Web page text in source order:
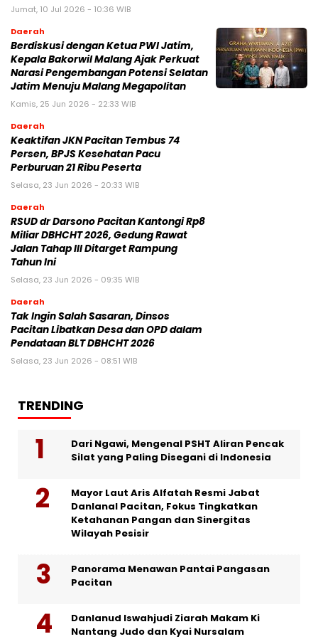
Jumat, 10 Jul 2026 - 10:36 WIB
Daerah
Berdiskusi dengan Ketua PWI Jatim,
Kepala Bakorwil Malang Ajak Perkuat
Narasi Pengembangan Potensi Selatan
Jatim Menuju Malang Megapolitan
Kamis, 25 Jun 2026 - 22:33 WIB
Daerah
Keaktifan JKN Pacitan Tembus 74
Persen, BPJS Kesehatan Pacu
Perburuan 21 Ribu Peserta
Selasa, 23 Jun 2026 - 20:33 WIB
Daerah
RSUD dr Darsono Pacitan Kantongi Rp8
Miliar DBHCHT 2026, Gedung Rawat
Jalan Tahap III Ditarget Rampung
Tahun Ini
Selasa, 23 Jun 2026 - 09:35 WIB
Daerah
Tak Ingin Salah Sasaran, Dinsos
Pacitan Libatkan Desa dan OPD dalam
Pendataan BLT DBHCHT 2026
Selasa, 23 Jun 2026 - 08:51 WIB
TRENDING
Dari Ngawi, Mengenal PSHT Aliran Pencak
Silat yang Paling Disegani di Indonesia
Mayor Laut Aris Alfatah Resmi Jabat
Danlanal Pacitan, Fokus Tingkatkan
Ketahanan Pangan dan Sinergitas
Wilayah Pesisir
Panorama Menawan Pantai Pangasan
Pacitan
Danlanud Iswahjudi Ziarah Makam Ki
Nantang Judo dan Kyai Nursalam